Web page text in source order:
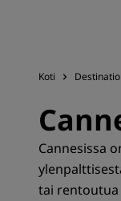
Koti
Cannesissa
tai rentoutua